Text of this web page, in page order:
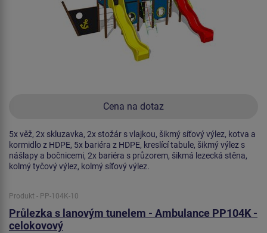
Cena na dotaz
5x věž, 2x skluzavka, 2x stožár s vlajkou, šikmý síťový výlez, kotva a
kormidlo z HDPE, 5x bariéra z HDPE, kreslící tabule, šikmý výlez s
nášlapy a bočnicemi, 2x bariéra s průzorem, šikmá lezecká stěna,
kolmý tyčový výlez, kolmý síťový výlez.
Produkt - PP-104K-10
Průlezka s lanovým tunelem - Ambulance PP104K -
celokovový